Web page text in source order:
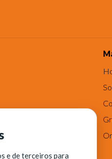
e de terceiros para